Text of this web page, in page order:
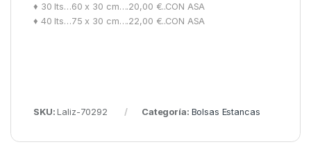
♦ 30 lts…60 x 30 cm….20,00 €..CON ASA
♦ 40 lts…75 x 30 cm….22,00 €..CON ASA
SKU:Laliz-70292 Categoría: Bolsas Estancas